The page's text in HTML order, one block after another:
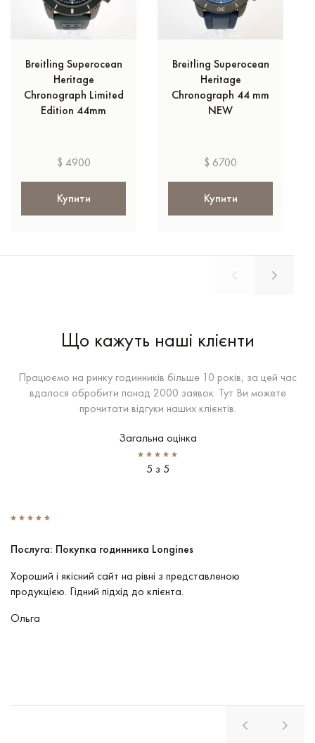
Breitling Superocean
Heritage
Chronograph Limited
Edition 44mm
$ 4900
Купити
Breitling Superocean
Heritage
Chronograph 44 mm
NEW
$ 6700
Купити
Що кажуть наші клієнти
Працюємо на ринку годинників більше 10 років, за цей час
вдалося обробити понад 2000 заявок. Тут Ви можете
прочитати відгуки наших клієнтів.
Загальна оцінка
5 з 5
Послуга: Покупка годинника Longines
Хороший і якісний сайт на рівні з представленою
продукцією. Гідний підхід до клієнта.
Ольга